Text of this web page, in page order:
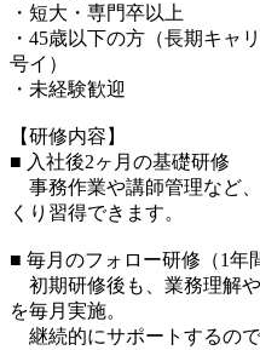
・短大・専門卒以上
・45歳以下の方（長期キャ
号イ）
・未経験歓迎
【研修内容】
■ 入社後2ヶ月の基礎研修
事務作業や講師管理など
くり習得できます。
■ 毎月のフォロー研修（1年
初期研修後も、業務理解
を毎月実施。
継続的にサポートするの